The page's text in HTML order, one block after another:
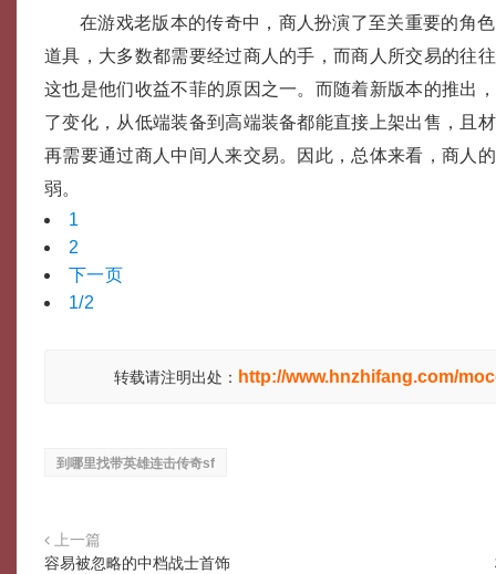
在游戏老版本的传奇中，商人扮演了至关重要的角
道具，大多数都需要经过商人的手，而商人所交易的往
这也是他们收益不菲的原因之一。而随着新版本的推出
了变化，从低端装备到高端装备都能直接上架出售，且
再需要通过商人中间人来交易。因此，总体来看，商人
弱。
1
2
下一页
1/2
转载请注明出处： http://www.hnzhifang.com/
到哪里找带英雄连击传奇sf
上一篇
容易被忽略的中档战士首饰